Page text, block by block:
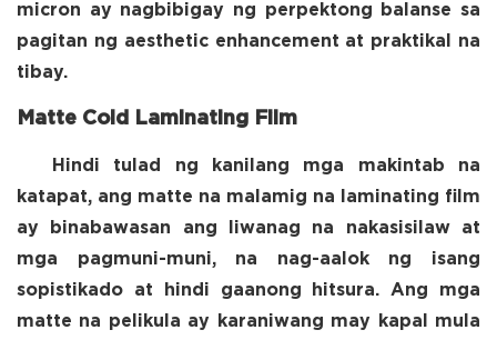
micron ay nagbibigay ng perpektong balanse sa
pagitan ng aesthetic enhancement at praktikal na
tibay.
Matte Cold Laminating Film
Hindi tulad ng kanilang mga makintab na
katapat, ang matte na malamig na laminating film
ay binabawasan ang liwanag na nakasisilaw at
mga pagmuni-muni, na nag-aalok ng isang
sopistikado at hindi gaanong hitsura. Ang mga
matte na pelikula ay karaniwang may kapal mula